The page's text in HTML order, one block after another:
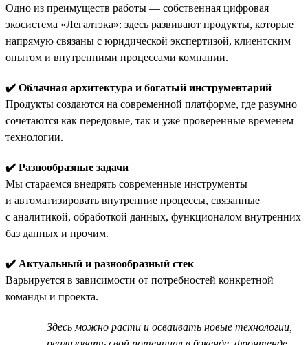
Одно из преимуществ работы — собственная цифровая
экосистема «Легалтэка»: здесь развивают продукты, которые
напрямую связаны с юридической экспертизой, клиентским
опытом и внутренними процессами компании.
✔️ Облачная архитектура и богатый инструментарий
Продукты создаются на современной платформе, где разумно
сочетаются как передовые, так и уже проверенные временем
технологии.
✔️ Разнообразные задачи
Мы стараемся внедрять современные инструменты
и автоматизировать внутренние процессы, связанные
с аналитикой, обработкой данных, функционалом внутренних
баз данных и прочим.
✔️ Актуальный и разнообразный стек
Варьируется в зависимости от потребностей конкретной
команды и проекта.
Здесь можно расти и осваивать новые технологии,